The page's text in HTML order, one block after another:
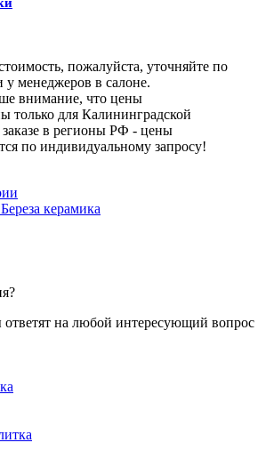
пожалуйста, уточняйте по
у менеджеров в салоне.
внимание, что цены
только для Калининградской
в регионы РФ - цены
по индивидуальному запросу!
керамика
на любой интересующий вопрос